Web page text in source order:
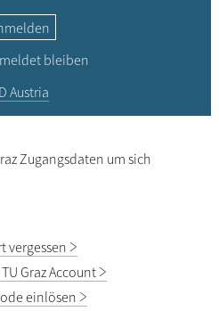
Zugangsdaten um sich
vergessen
Graz Account
einlösen
bleiben
Austria